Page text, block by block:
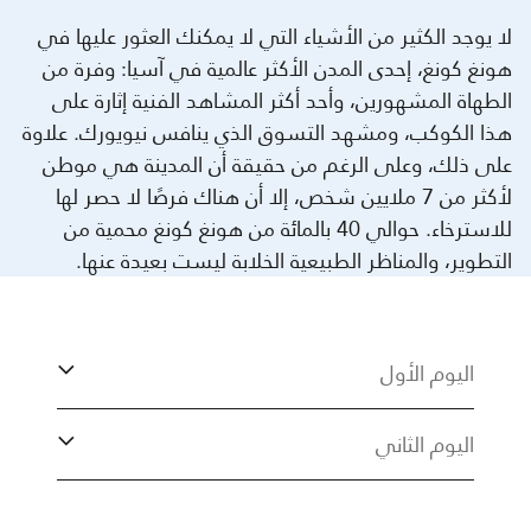
لا يوجد الكثير من الأشياء التي لا يمكنك العثور عليها في
هونغ كونغ، إحدى المدن الأكثر عالمية في آسيا: وفرة من
الطهاة المشهورين، وأحد أكثر المشاهد الفنية إثارة على
هذا الكوكب، ومشهد التسوق الذي ينافس نيويورك. علاوة
على ذلك، وعلى الرغم من حقيقة أن المدينة هي موطن
لأكثر من 7 ملايين شخص، إلا أن هناك فرصًا لا حصر لها
للاسترخاء. حوالي 40 بالمائة من هونغ كونغ محمية من
التطوير، والمناظر الطبيعية الخلابة ليست بعيدة عنها.
اليوم الأول
اليوم الثاني